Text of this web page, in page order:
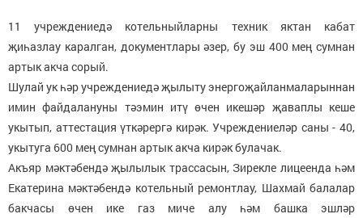
11 учреждениедә котельныйларны техник яктан кабат
җиһазлау каралган, документлары әзер, бу эш 400 мең сумнан
артык акча сорый.
Шулай ук һәр учреждениедә җылыту энергоҗайланмаларыннан
имин файдалануны тәэмин итү өчен икешәр җаваплы кеше
укытып, аттестация үткәрергә кирәк. Учреждениеләр саны - 40,
укытуга 600 мең сумнан артык акча кирәк булачак.
Акъяр мәктәбендә җылылык трассасын, Зирекле лицеенда һәм
Екатерина мәктәбендә котельный ремонтлау, Шахмай балалар
бакчасы өчен ике газ миче алу һәм башка эшләр